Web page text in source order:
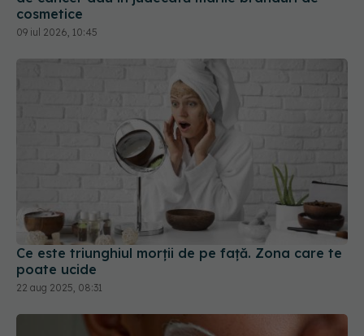
09 iul 2026, 10:45
Ce este triunghiul morții de pe față. Zona care te
poate ucide
22 aug 2025, 08:31